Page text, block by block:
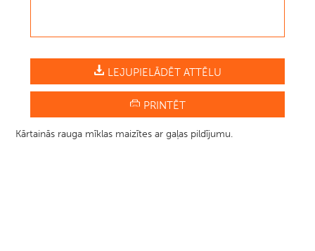
LEJUPIELĀDĒT ATTĒLU
PRINTĒT
Kārtainās rauga mīklas maizītes ar gaļas pildījumu.